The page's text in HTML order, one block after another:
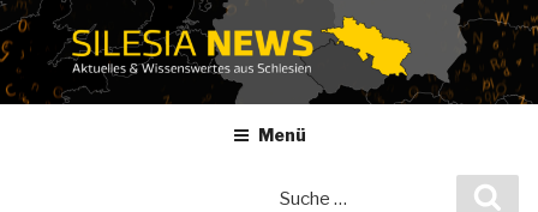
Zum
Inhalt
springen
Menü